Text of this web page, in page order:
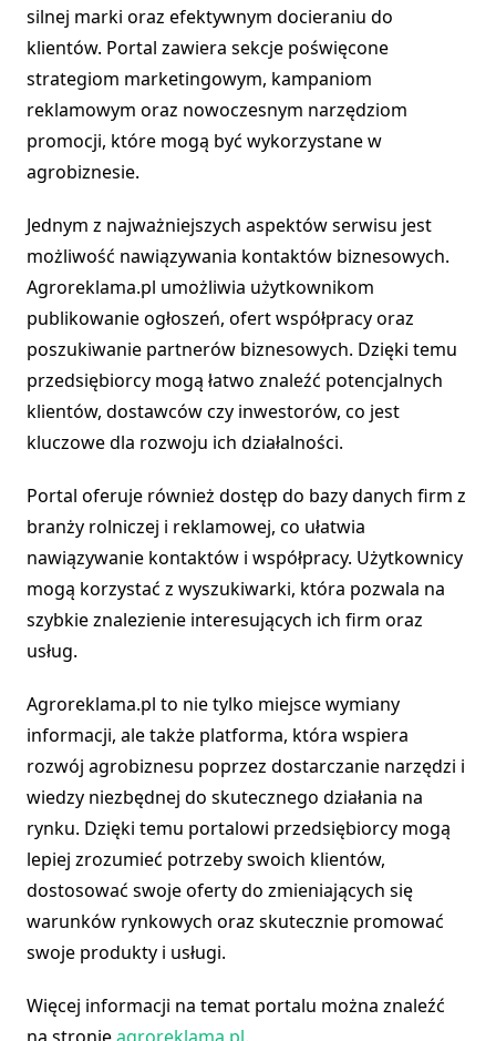
silnej marki oraz efektywnym docieraniu do
klientów. Portal zawiera sekcje poświęcone
strategiom marketingowym, kampaniom
reklamowym oraz nowoczesnym narzędziom
promocji, które mogą być wykorzystane w
agrobiznesie.
Jednym z najważniejszych aspektów serwisu jest
możliwość nawiązywania kontaktów biznesowych.
Agroreklama.pl umożliwia użytkownikom
publikowanie ogłoszeń, ofert współpracy oraz
poszukiwanie partnerów biznesowych. Dzięki temu
przedsiębiorcy mogą łatwo znaleźć potencjalnych
klientów, dostawców czy inwestorów, co jest
kluczowe dla rozwoju ich działalności.
Portal oferuje również dostęp do bazy danych firm z
branży rolniczej i reklamowej, co ułatwia
nawiązywanie kontaktów i współpracy. Użytkownicy
mogą korzystać z wyszukiwarki, która pozwala na
szybkie znalezienie interesujących ich firm oraz
usług.
Agroreklama.pl to nie tylko miejsce wymiany
informacji, ale także platforma, która wspiera
rozwój agrobiznesu poprzez dostarczanie narzędzi i
wiedzy niezbędnej do skutecznego działania na
rynku. Dzięki temu portalowi przedsiębiorcy mogą
lepiej zrozumieć potrzeby swoich klientów,
dostosować swoje oferty do zmieniających się
warunków rynkowych oraz skutecznie promować
swoje produkty i usługi.
Więcej informacji na temat portalu można znaleźć